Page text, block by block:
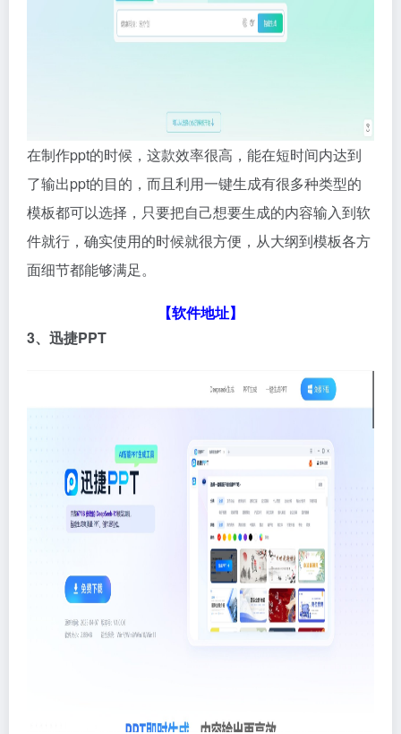
在制作ppt的时候，这款效率很高，能在短时间内达到
了输出ppt的目的，而且利用一键生成有很多种类型的
模板都可以选择，只要把自己想要生成的内容输入到软
件就行，确实使用的时候就很方便，从大纲到模板各方
面细节都能够满足。
【软件地址】
3、迅捷PPT